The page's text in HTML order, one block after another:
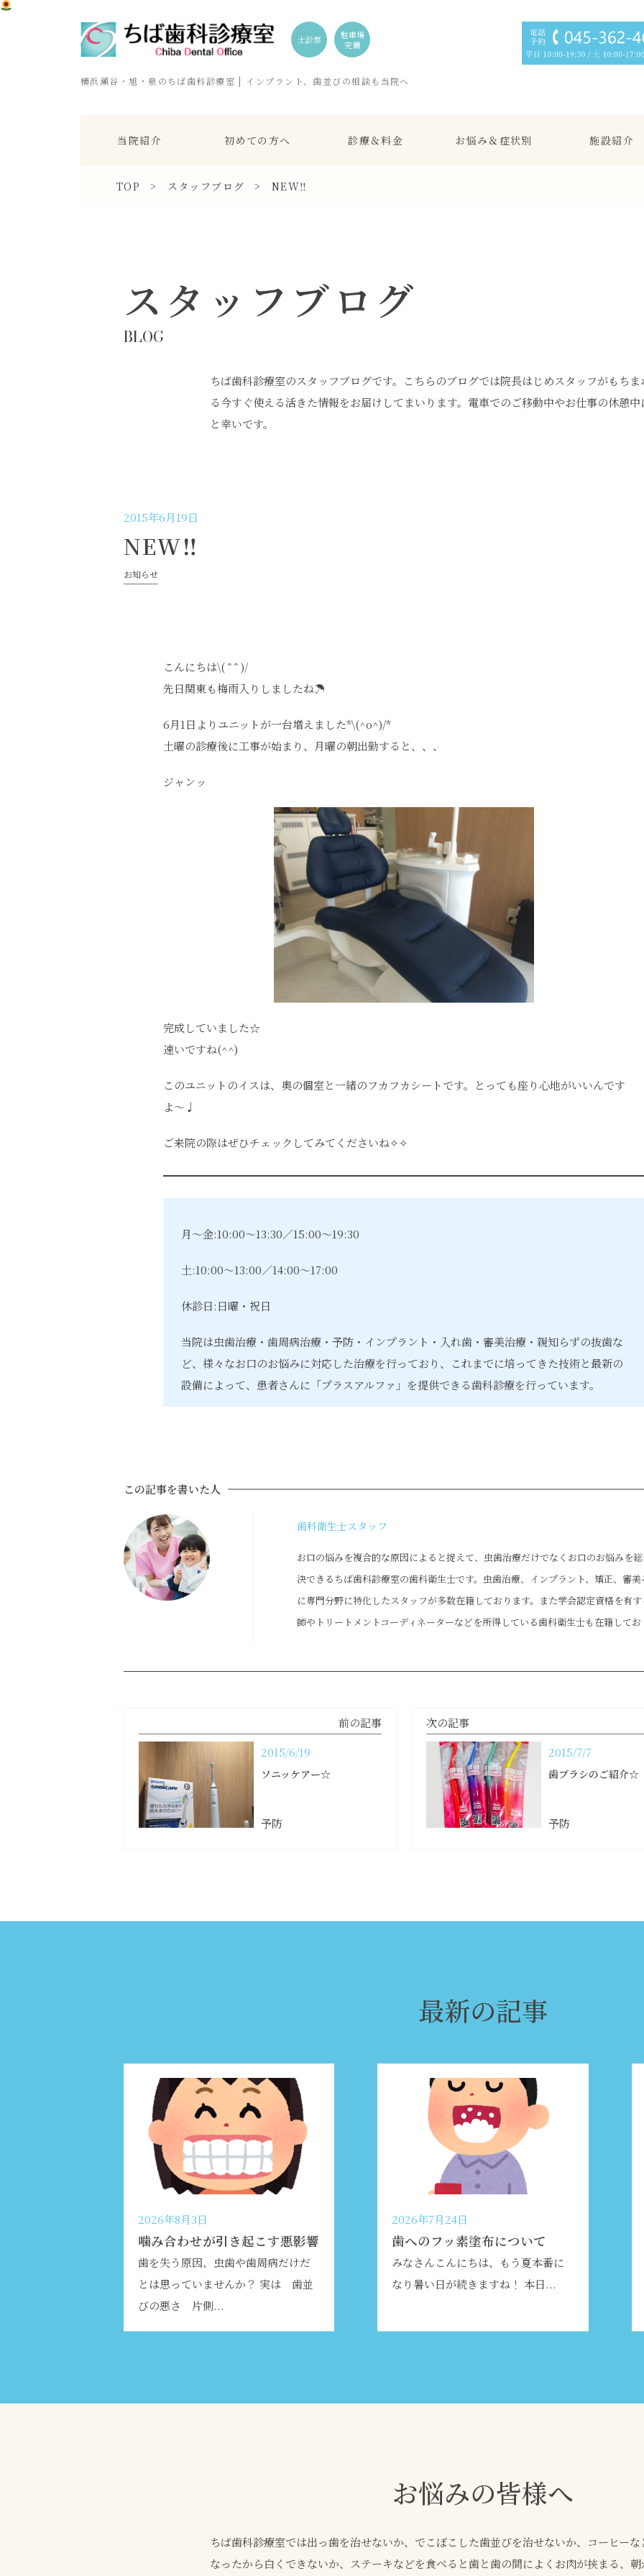
土診察
駐車場
完備
横浜瀬谷・旭・泉のちば歯科診療室 | インプラント、歯並びの相談も当院へ
当院紹介 初めての方へ 診療＆料金 お悩み＆症状別 施設紹介
TOP > スタッフブログ > NEW‼︎
スタッフブログ
BLOG
ちば歯科診療室のスタッフブログです。こちらのブログでは院長はじめスタッフがもち
る今すぐ使える活きた情報をお届けしてまいります。電車でのご移動中やお仕事の休憩
と幸いです。
2015年6月19日
NEW‼︎
お知らせ
こんにちは\( ˆ ˆ )/
先日関東も梅雨入りしましたね☂
6月1日よりユニットが一台増えました*\(^o^)/*
土曜の診療後に工事が始まり、月曜の朝出勤すると、、、
ジャンッ
完成していました☆
速いですね(^^)
このユニットのイスは、奥の個室と一緒のフカフカシートです。とっても座り心地がいいんです
よ〜♩
ご来院の際はぜひチェックしてみてくださいね✧✧
月～金:10:00～13:30／15:00～19:30
土:10:00～13:00／14:00～17:00
休診日:日曜・祝日
当院は虫歯治療・歯周病治療・予防・インプラント・入れ歯・審美治療・親知らずの抜歯な
ど、様々なお口のお悩みに対応した治療を行っており、これまでに培ってきた技術と最新の
設備によって、患者さんに「プラスアルファ」を提供できる歯科診療を行っています。
この記事を書いた人
歯科衛生士スタッフ
お口の悩みを複合的な原因によると捉えて、虫歯治療だけでなくお口のお悩みを
決できるちば歯科診療室の歯科衛生士です。虫歯治療、インプラント、矯正、審
に専門分野に特化したスタッフが多数在籍しております。また学会認定資格を有
師やトリートメントコーディネーターなどを所得している歯科衛生士も在籍してお
前の記事
2015/6/19
ソニッケアー☆
予防
次の記事
2015/7/7
歯ブラシのご紹介☆
予防
最新の記事
2026年8月3日
噛み合わせが引き起こす悪影響
歯を失う原因、虫歯や歯周病だけだ
とは思っていませんか？ 実は 歯並
びの悪さ 片側...
2026年7月24日
歯へのフッ素塗布について
みなさんこんにちは、もう夏本番に
なり暑い日が続きますね ！ 本日...
お悩みの皆様へ
ちば歯科診療室では出っ歯を治せないか、でこぼこした歯並びを治せないか、コーヒー
なったから白くできないか、ステーキなどを食べると歯と歯の間によくお肉が挟まる、